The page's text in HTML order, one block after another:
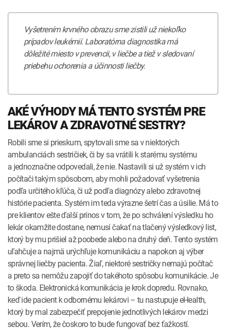
Vyšetrením krvného obrazu sme zistili už niekoľko
prípadov leukémií. Laboratórna diagnostika má
dôležité miesto v prevencii, v liečbe a tiež v sledovaní
priebehu ochorenia a účinnosti liečby.
AKÉ VÝHODY MÁ TENTO SYSTÉM PRE
LEKÁROV A ZDRAVOTNÉ SESTRY?
Robili sme si prieskum, spytovali sme sa v niektorých
ambulanciách sestričiek, či by sa vrátili k starému systému
a jednoznačne odpovedali, že nie. Nastavili si už systém v ich
počítači takým spôsobom, aby mohli požadovať vyšetrenia
podľa určitého kľúča, či už podľa diagnózy alebo zdravotnej
histórie pacienta. Systém im teda výrazne šetrí čas a úsilie. Má to
pre klientov ešte ďalší prínos v tom, že po schválení výsledku ho
lekár okamžite dostane, nemusí čakať na tlačený výsledkový list,
ktorý by mu prišiel až poobede alebo na druhý deň. Tento systém
uľahčuje a najmä urýchľuje komunikáciu a napokon aj výber
správnej liečby pacienta. Žiaľ, niektoré sestričky nemajú počítač
a preto sa nemôžu zapojiť do takéhoto spôsobu komunikácie. Je
to škoda. Elektronická komunikácia je krok dopredu. Rovnako,
keď ide pacient k odbornému lekárovi – tu nastupuje eHealth,
ktorý by mal zabezpečiť prepojenie jednotlivých lekárov medzi
sebou. Verím, že čoskoro to bude fungovať bez ťažkostí.